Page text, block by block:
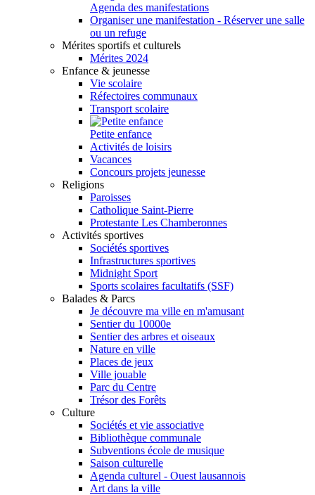
Agenda des manifestations
Organiser une manifestation - Réserver une salle
ou un refuge
Mérites sportifs et culturels
Mérites 2024
Enfance & jeunesse
Vie scolaire
Réfectoires communaux
Transport scolaire
Petite enfance
Activités de loisirs
Vacances
Concours projets jeunesse
Religions
Paroisses
Catholique Saint-Pierre
Protestante Les Chamberonnes
Activités sportives
Sociétés sportives
Infrastructures sportives
Midnight Sport
Sports scolaires facultatifs (SSF)
Balades & Parcs
Je découvre ma ville en m'amusant
Sentier du 10000e
Sentier des arbres et oiseaux
Nature en ville
Places de jeux
Ville jouable
Parc du Centre
Trésor des Forêts
Culture
Sociétés et vie associative
Bibliothèque communale
Subventions école de musique
Saison culturelle
Agenda culturel - Ouest lausannois
Art dans la ville